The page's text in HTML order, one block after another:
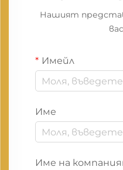
Нашият
Имейл
Име
Име на